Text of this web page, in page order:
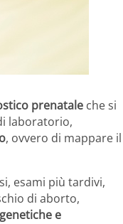
prenatale che si
laboratorio,
, ovvero di mappare il
esami più tardivi,
di aborto,
e